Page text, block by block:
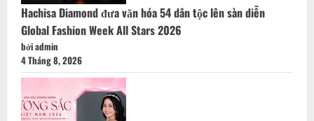
Hachisa Diamond đưa văn hóa 54 dân tộc lên sàn diễn
Global Fashion Week All Stars 2026
bởi admin
4 Tháng 8, 2026